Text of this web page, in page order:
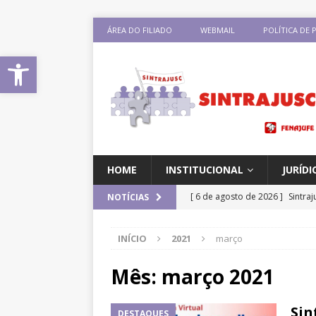
Abrir a barra de ferramentas
ÁREA DO FILIADO WEBMAIL POLÍTICA DE
HOME INSTITUCIONAL
NOTÍCIAS [ 6 de agosto de 2026 ]
[ 6 de agosto de 2026 ]
CNJ para tratar da retomada
[ 6 de agosto de 2026 ]
INÍCIO 2021 março
Mês: março 2021
DESTAQUES